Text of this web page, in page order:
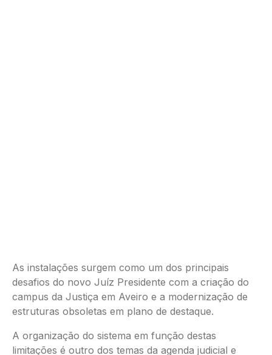
As instalações surgem como um dos principais
desafios do novo Juíz Presidente com a criação do
campus da Justiça em Aveiro e a modernização de
estruturas obsoletas em plano de destaque.
A organização do sistema em função destas
limitações é outro dos temas da agenda judicial e